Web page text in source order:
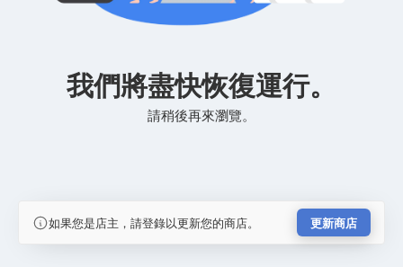
我們將盡快恢復運行。
請稍後再來瀏覽。
如果您是店主，請登錄以更新您的商店。 更新商店